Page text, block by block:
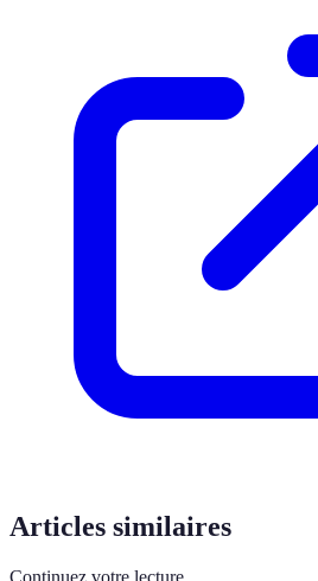
Articles similaires
Continuez votre lecture